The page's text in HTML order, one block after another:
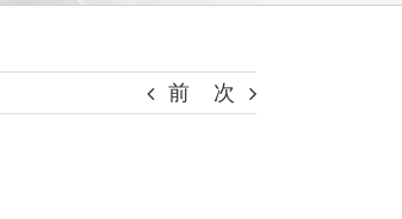
前 次